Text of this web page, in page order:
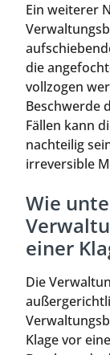
Ein weiterer
die
vollzogen
Beschwerde
Fällen kann
nachteilig
irreversible
Wie
einer
Die
Klage vor